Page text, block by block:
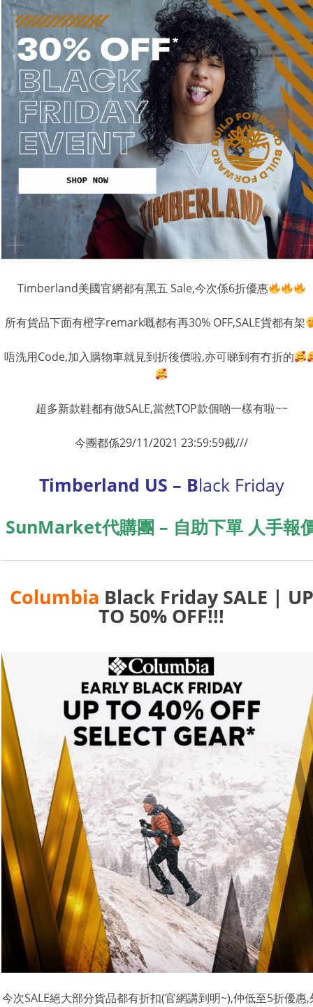
Timberland美國官網都有黑五 Sale,今次係6折優惠
所有貨品下面有橙字remark嘅都有再30% OFF,SALE貨都有架
唔洗用Code,加入購物車就見到折後價啦,亦可睇到有冇折的
超多新款鞋都有做SALE,當然TOP款個啲一樣有啦~~
今團都係29/11/2021 23:59:59截///
Timberland US – Black Friday
SunMarket代購團 – 自助下單 人手報
Columbia Black Friday SALE | UP
TO 50% OFF!!!
今次SALE絕大部分貨品都有折扣(官網講到明~),仲低至5折優惠,